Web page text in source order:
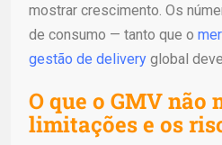
mostrar crescimento. Os
de consumo — tanto que o
gestão de delivery global
O que o GMV não
limitações e os